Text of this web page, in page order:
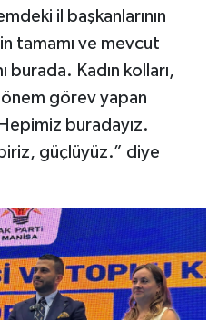
il başkanlarının
tamamı ve mevcut
burada. Kadın kolları,
görev yapan
buradayız.
güçlüyüz.” diye